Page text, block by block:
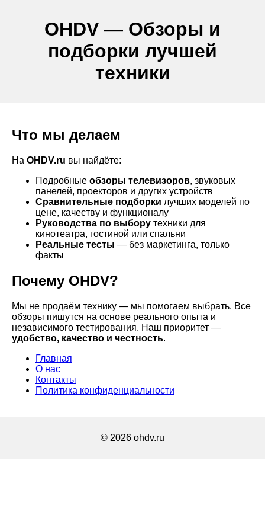
OHDV — Обзоры и
подборки лучшей
техники
Что мы делаем
На OHDV.ru вы найдёте:
Подробные обзоры телевизоров, звуковых
панелей, проекторов и других устройств
Сравнительные подборки лучших моделей по
цене, качеству и функционалу
Руководства по выбору техники для
кинотеатра, гостиной или спальни
Реальные тесты — без маркетинга, только
факты
Почему OHDV?
Мы не продаём технику — мы помогаем выбрать. Все
обзоры пишутся на основе реального опыта и
независимого тестирования. Наш приоритет —
удобство, качество и честность.
Главная
О нас
Контакты
Политика конфиденциальности
© 2026 ohdv.ru